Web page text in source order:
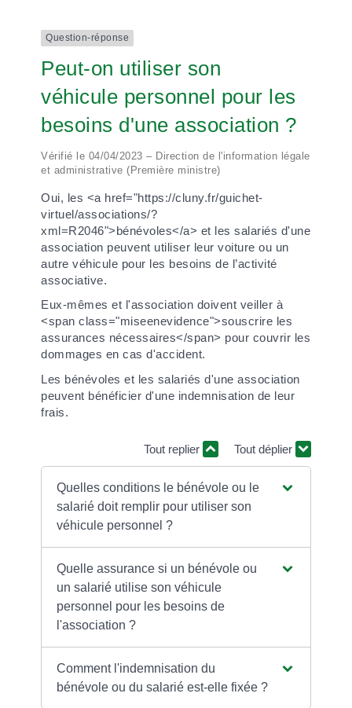
Question-réponse
Peut-on utiliser son
véhicule personnel pour les
besoins d'une association ?
Vérifié le 04/04/2023 – Direction de l'information légale
et administrative (Première ministre)
Oui, les <a href="https://cluny.fr/guichet-
virtuel/associations/?
xml=R2046">bénévoles</a> et les salariés d'une
association peuvent utiliser leur voiture ou un
autre véhicule pour les besoins de l’activité
associative.
Eux-mêmes et l'association doivent veiller à
<span class="miseenevidence">souscrire les
assurances nécessaires</span> pour couvrir les
dommages en cas d'accident.
Les bénévoles et les salariés d'une association
peuvent bénéficier d'une indemnisation de leur
frais.
Tout replier Tout déplier
Quelles conditions le bénévole ou le
salarié doit remplir pour utiliser son
véhicule personnel ?
Quelle assurance si un bénévole ou
un salarié utilise son véhicule
personnel pour les besoins de
l'association ?
Comment l'indemnisation du
bénévole ou du salarié est-elle fixée ?